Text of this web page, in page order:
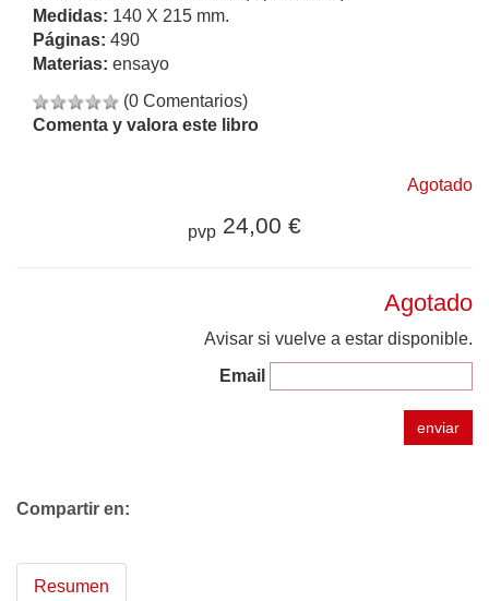
Medidas: 140 X 215 mm.
Páginas: 490
Materias: ensayo
(0 Comentarios)
Comenta y valora este libro
Agotado
pvp 24,00 €
Agotado
Avisar si vuelve a estar disponible.
Email
enviar
Compartir en:
Resumen